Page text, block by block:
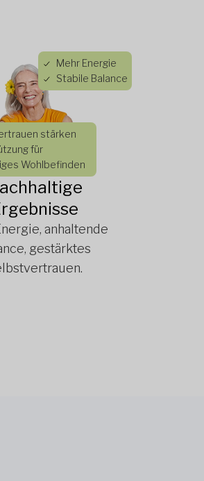
Mehr Energie
Stabile Balance
stärken
für
Wohlbefinden
anhaltende
gestärktes